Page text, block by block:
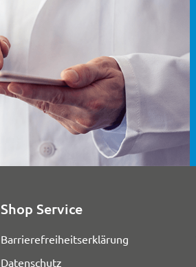
Shop Service
Barrierefreiheitserklärung
Datenschutz